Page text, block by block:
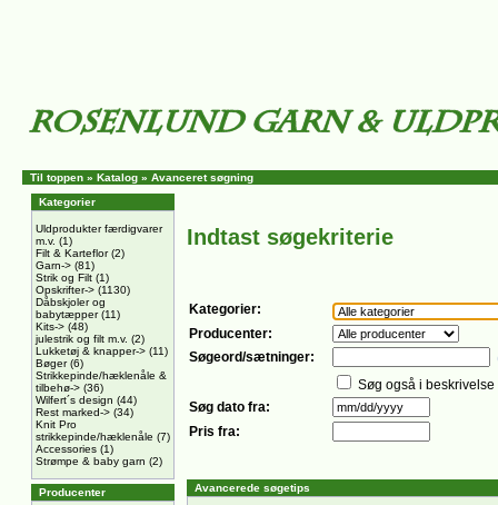
Til toppen » Katalog » Avanceret søgning
Kategorier
Uldprodukter færdigvarer
m.v. (1)
Filt & Karteflor(2)
Garn-> (81)
Strik og Filt (1)
Opskrifter-> (1130)
Dåbskjoler og
babytæpper(11)
Kits-> (48)
julestrik og filt m.v. (2)
Lukketøj & knapper-> (11)
Bøger(6)
Strikkepinde/hæklenåle &
tilbehø-> (36)
Wilfert´s design (44)
Rest marked-> (34)
Knit Pro
strikkepinde/hæklenåle (7)
Accessories (1)
Strømpe & baby garn (2)
Producenter
Indtast søgekriterie
Kategorier:
Producenter:
Søgeord/sætninger:
Søg også i beskrivelse
Søg dato fra:
Pris fra:
Avancerede søgetips